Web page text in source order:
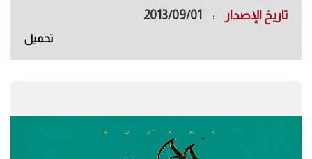
تاريخ الإصدار
2013/09/01
تحميل